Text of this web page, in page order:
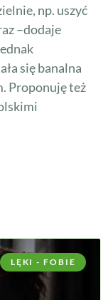
np. uszyć
–dodaje
się banalna
Proponuję też
LĘKI - FOBIE